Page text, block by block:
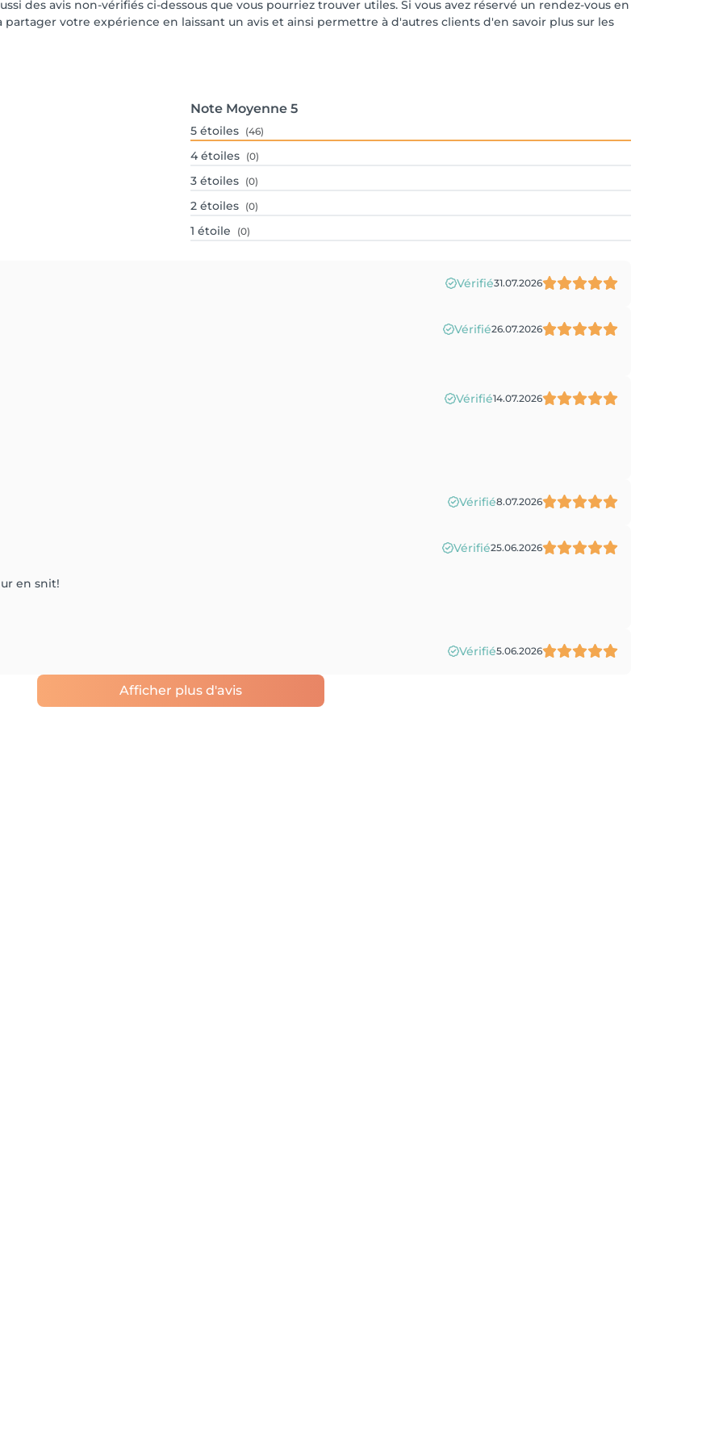
des avis non-vérifiés ci-dessous que vous pourriez trouver utiles. Si vous avez réservé un rendez-vous en
partager votre expérience en laissant un avis et ainsi permettre à d'autres clients d'en savoir plus sur les
Note Moyenne 5
5 étoiles (46)
4 étoiles (0)
3 étoiles (0)
2 étoiles (0)
1 étoile (0)
Vérifié31.07.2026
Vérifié26.07.2026
Vérifié14.07.2026
Vérifié8.07.2026
Vérifié25.06.2026
en snit!
Vérifié5.06.2026
Afficher plus d'avis